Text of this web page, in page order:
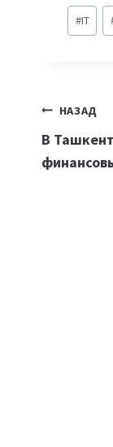
Метки
#IT
по
НАЗАД
В